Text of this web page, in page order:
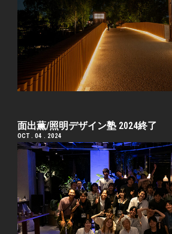
面出薫/照明デザイン塾 2024終了
OCT . 04 . 2024